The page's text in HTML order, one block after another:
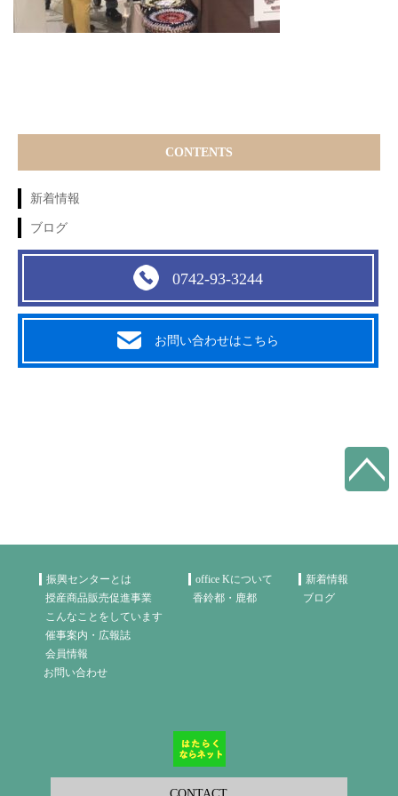
CONTENTS
新着情報
ブログ
0742-93-3244
お問い合わせはこちら
振興センターとは
授産商品販売促進事業
こんなことをしています
催事案内・広報誌
会員情報
お問い合わせ
office Kについて
香鈴都・鹿都
新着情報
ブログ